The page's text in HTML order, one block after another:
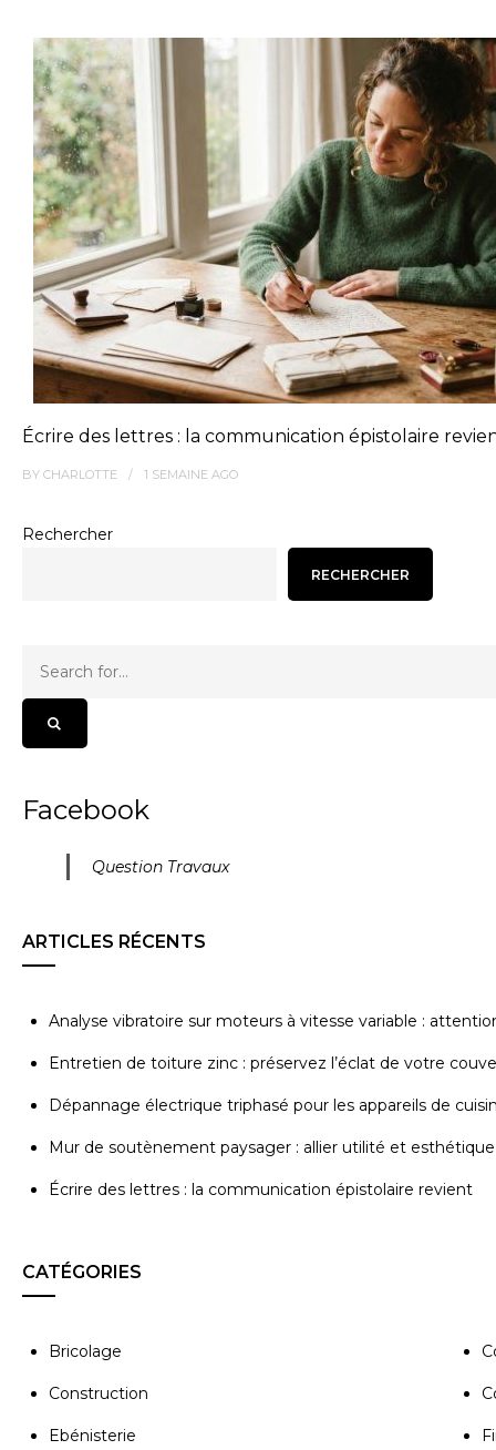
Écrire des lettres : la communication épistolaire
BY CHARLOTTE 1 SEMAINE AGO
Rechercher
RECHERCHER
Facebook
Question Travaux
ARTICLES RÉCENTS
Analyse vibratoire sur moteurs à vitesse variable :
Entretien de toiture zinc : préservez l’éclat de votre
Dépannage électrique triphasé pour les appareils de
Mur de soutènement paysager : allier utilité et esthétique
Écrire des lettres : la communication épistolaire revient
CATÉGORIES
Bricolage
Construction
Ebénisterie